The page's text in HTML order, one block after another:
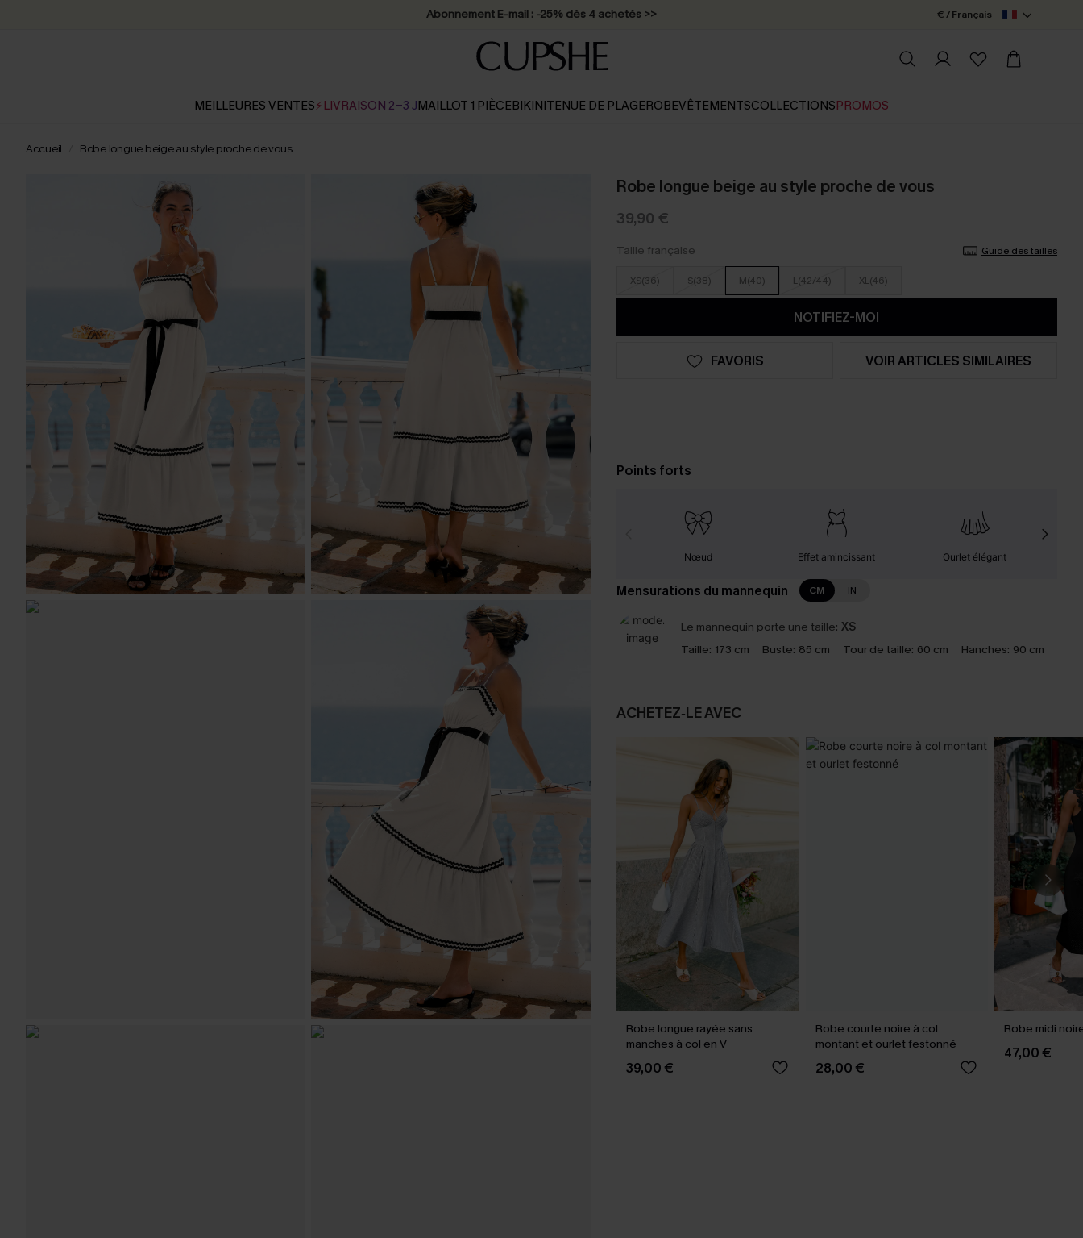
Abonnement E-mail : -25% dès 4 achetés >> € / Français
MEILLEURES VENTES⚡LIVRAISON 2-3 JMAILLOT 1 PIÈCEBIKINITENUE DE PLAGEROBEVÊTEMENTSCOLLECTIONSPROMOS
Accueil Robe longue beige au style proche de vous
Robe longue beige au style proche de vous
39,90 €
Taille française Guide des tailles
XS(36) S(38) M(40) L(42/44) XL(46)
NOTIFIEZ-MOI
FAVORIS VOIR ARTICLES SIMILAIRES
Points forts
Nœud Effet amincissant Ourlet élégant
Mensurations du mannequin CM IN
Le mannequin porte une taille: XS
Taille: 173 cm Buste: 85 cm Tour de taille: 60 cm Hanches: 90 cm
ACHETEZ‑LE AVEC
Robe longue rayée sans
manches à col en V
39,00 €
Robe courte noire à col
montant et ourlet festonné
28,00 €
Robe midi
47,00 €